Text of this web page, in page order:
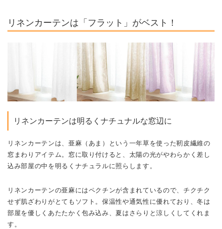
リネンカーテンは「フラット」がベスト！
リネンカーテンは明るくナチュナルな窓辺に
リネンカーテンは、亜麻（あま）という一年草を使った靭皮繊維の
窓まわりアイテム。窓に取り付けると、太陽の光がやわらかく差し
込み部屋の中を明るくナチュラルに照らします。
リネンカーテンの亜麻にはペクチンが含まれているので、チクチク
せず肌ざわりがとてもソフト。保温性や通気性に優れており、冬は
部屋を優しくあたたかく包み込み、夏はさらりと涼しくしてくれま
す。